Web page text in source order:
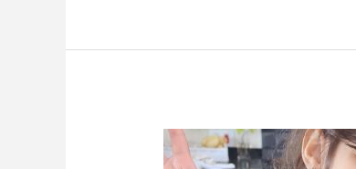
Gelatina
de